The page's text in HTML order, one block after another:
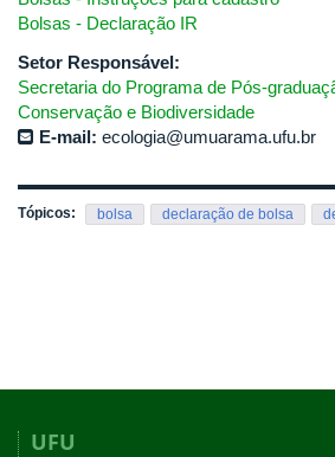
Bolsas - Declaração IR
Setor Responsável:
Secretaria do Programa de Pós-
Conservação e Biodiversidade
E-mail: ecologia@umuarama.ufu.br
Tópicos: bolsa declaração de bolsa
UFU